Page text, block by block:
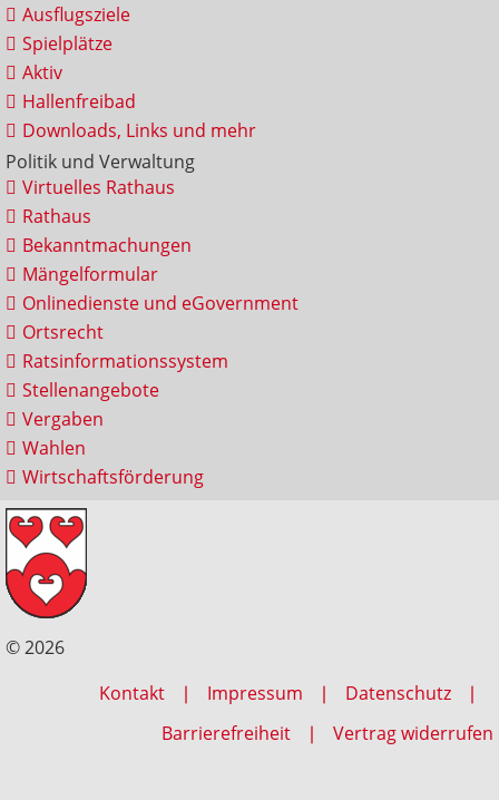
Ausflugsziele
Spielplätze
Aktiv
Hallenfreibad
Downloads, Links und mehr
Politik und Verwaltung
Virtuelles Rathaus
Rathaus
Bekanntmachungen
Mängelformular
Onlinedienste und eGovernment
Ortsrecht
Ratsinformationssystem
Stellenangebote
Vergaben
Wahlen
Wirtschaftsförderung
© 2026
Kontakt
Impressum
Datenschutz
Barrierefreiheit
Vertrag widerrufen